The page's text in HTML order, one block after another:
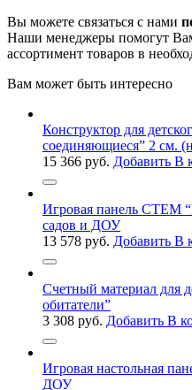
Вы можете связаться с нами
Наши менеджеры помогут
ассортимент товаров в
Вам может быть интересно
Конструктор для
соединяющиеся” 2 см.
15 366 руб. Добавить В
Игровая панель СТЕМ
садов и ДОУ
13 578 руб. Добавить В
Счетный материал для
обитатели”
3 308 руб. Добавить В
Игровая настольная
ДОУ